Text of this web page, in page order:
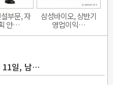
부문, 자
안…
삼성바이오, 상반기
영업이익…
11일, 남…